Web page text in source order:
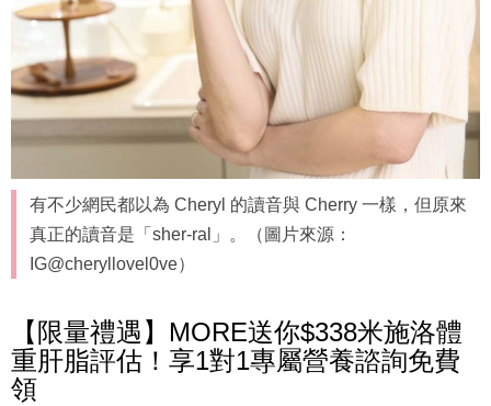
有不少網民都以為 Cheryl 的讀音與 Cherry 一樣，但原來
真正的讀音是「sher-ral」。（圖片來源：
IG@cheryllovel0ve）
【限量禮遇】MORE送你$338米施洛體
重肝脂評估！享1對1專屬營養諮詢免費
領